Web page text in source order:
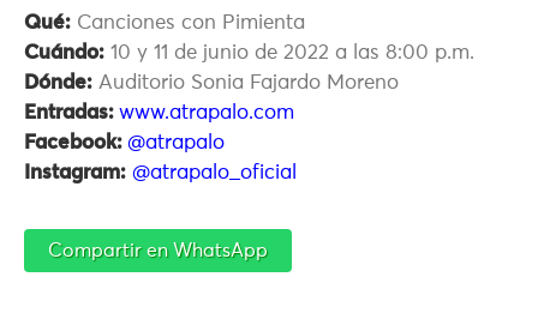
Qué: Canciones con Pimienta
Cuándo: 10 y 11 de junio de 2022 a las 8:00 p.m.
Dónde: Auditorio Sonia Fajardo Moreno
Entradas: www.atrapalo.com
Facebook: @atrapalo
Instagram: @atrapalo_oficial
Compartir en WhatsApp